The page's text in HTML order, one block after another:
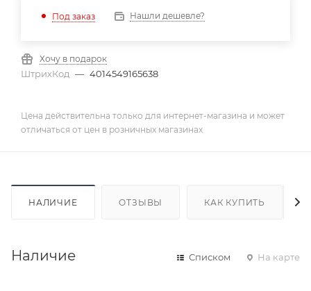
Под заказ Нашли дешевле?
Хочу в подарок
ШтрихКод — 4014549165638
Цена действительна только для интернет-магазина и может
отличаться от цен в розничных магазинах
НАЛИЧИЕ ОТЗЫВЫ КАК КУПИТЬ
Наличие Списком На карте